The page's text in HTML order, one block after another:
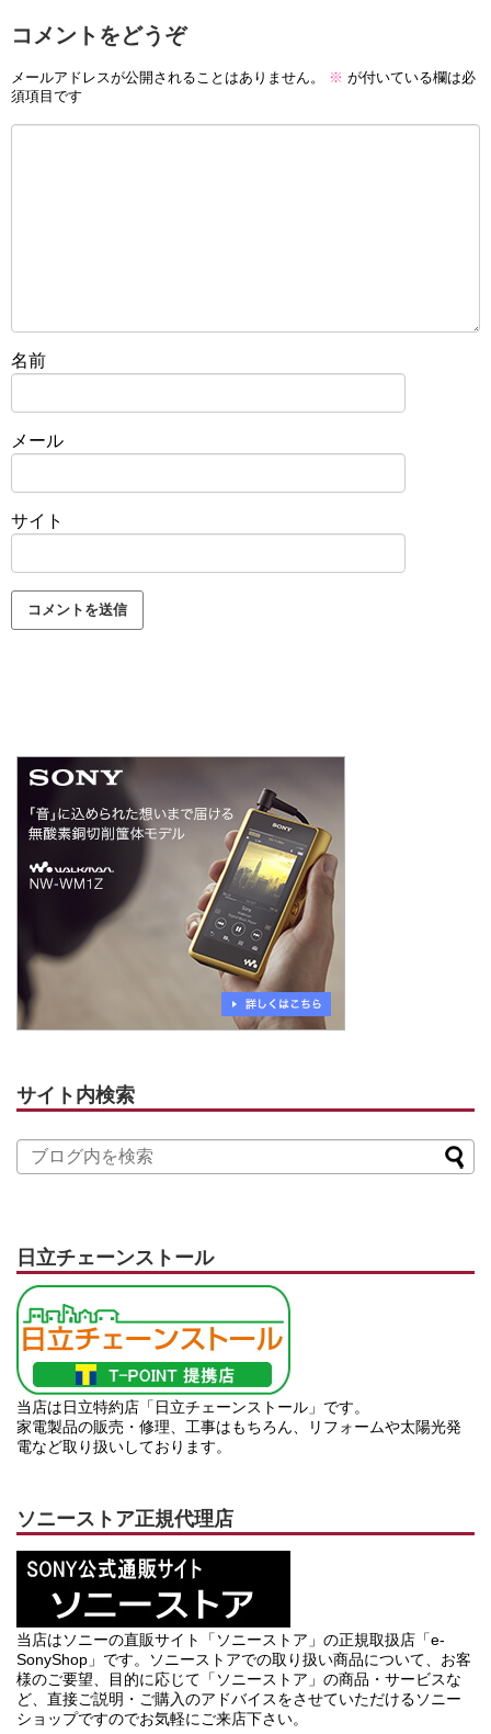
コメントをどうぞ
メールアドレスが公開されることはありません。 ※ が付いている欄は必
須項目です
名前
メール
サイト
サイト内検索
日立チェーンストール
当店は日立特約店「日立チェーンストール」です。
家電製品の販売・修理、工事はもちろん、リフォームや太陽光発
電など取り扱いしております。
ソニーストア正規代理店
当店はソニーの直販サイト「ソニーストア」の正規取扱店「e-
SonyShop」です。ソニーストアでの取り扱い商品について、お客
様のご要望、目的に応じて「ソニーストア」の商品・サービスな
ど、直接ご説明・ご購入のアドバイスをさせていただけるソニー
ショップですのでお気軽にご来店下さい。